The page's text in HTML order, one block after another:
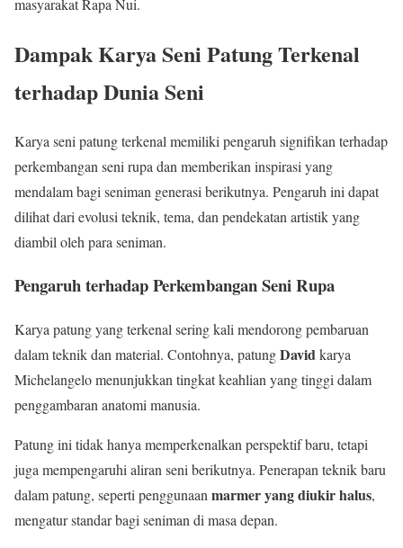
masyarakat Rapa Nui.
Dampak Karya Seni Patung Terkenal
terhadap Dunia Seni
Karya seni patung terkenal memiliki pengaruh signifikan terhadap
perkembangan seni rupa dan memberikan inspirasi yang
mendalam bagi seniman generasi berikutnya. Pengaruh ini dapat
dilihat dari evolusi teknik, tema, dan pendekatan artistik yang
diambil oleh para seniman.
Pengaruh terhadap Perkembangan Seni Rupa
Karya patung yang terkenal sering kali mendorong pembaruan
dalam teknik dan material. Contohnya, patungDavidkarya
Michelangelo menunjukkan tingkat keahlian yang tinggi dalam
penggambaran anatomi manusia.
Patung ini tidak hanya memperkenalkan perspektif baru, tetapi
juga mempengaruhi aliran seni berikutnya. Penerapan teknik baru
dalam patung, seperti penggunaan marmer yang diukir halus,
mengatur standar bagi seniman di masa depan.